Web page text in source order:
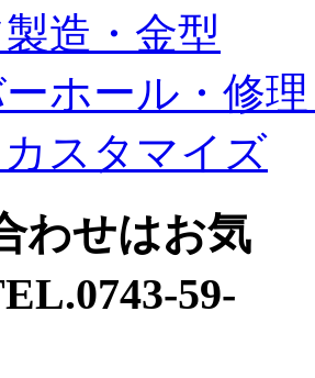
造・金型
ホール・修
スタマイズ